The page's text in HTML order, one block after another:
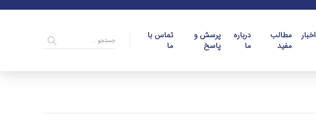
اخبار
مطالب
مفید
درباره
ما
پرسش و
پاسخ
تماس با
ما